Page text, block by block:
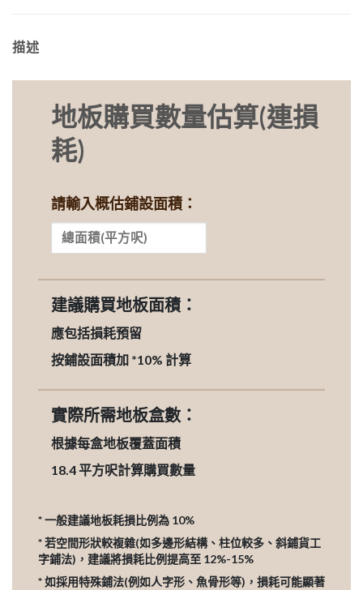
描述
地板購買數量估算(連損
耗)
請輸入概估鋪設面積：
建議購買地板面積：
應包括損耗預留
按鋪設面積加 *10% 計算
實際所需地板盒數：
根據每盒地板覆蓋面積
18.4平方呎計算購買數量
* 一般建議地板耗損比例為 10%
* 若空間形狀較複雜(如多邊形結構、柱位較多、斜鋪貨工
字鋪法)，建議將損耗比例提高至 12%-15%
* 如採用特殊鋪法(例如人字形、魚骨形等)，損耗可能顯著